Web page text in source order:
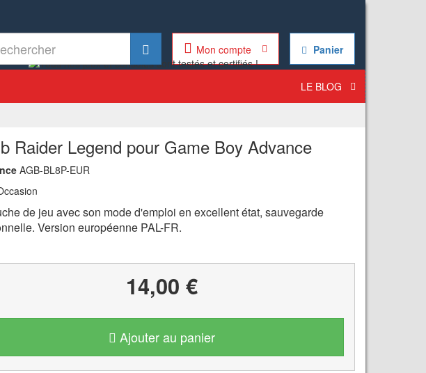
Panier
Mon compte
LE BLOG
Raider Legend pour Game Boy Advance
AGB-BL8P-EUR
de jeu avec son mode d'emploi en excellent état, sauvegarde
Version européenne PAL-FR.
14,00 €
Ajouter au panier